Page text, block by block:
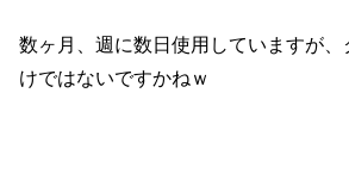
数ヶ月、週に数日使用していますが
けではないですかねｗ